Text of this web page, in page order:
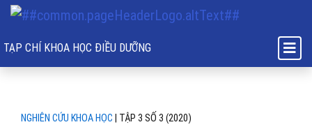
Bìa và mục lục
TẠP CHÍ KHOA HỌC ĐIỀU DƯỠNG
NGHIÊN CỨU KHOA HỌC TẬP 3 SỐ 3 (2020)